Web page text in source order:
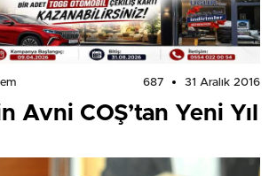
687 31 Aralık 2016
Avni COŞ’tan Yeni Yıl